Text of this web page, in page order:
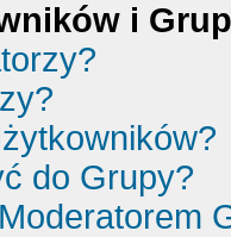
i
do Grupy?